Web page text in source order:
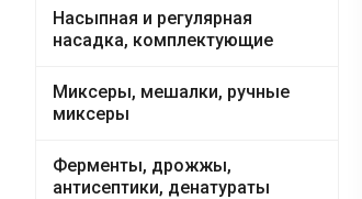
Насыпная и регулярная
насадка, комплектующие
Миксеры, мешалки, ручные
миксеры
Ферменты, дрожжы,
антисептики, денатураты